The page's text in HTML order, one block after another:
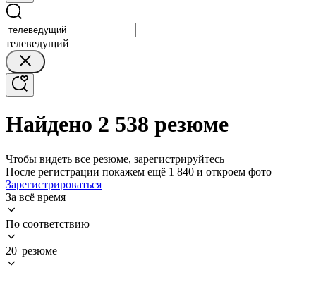
телеведущий
Найдено 2 538 резюме
Чтобы видеть все резюме, зарегистрируйтесь
После регистрации покажем ещё 1 840 и откроем фото
Зарегистрироваться
За всё время
По соответствию
20 резюме